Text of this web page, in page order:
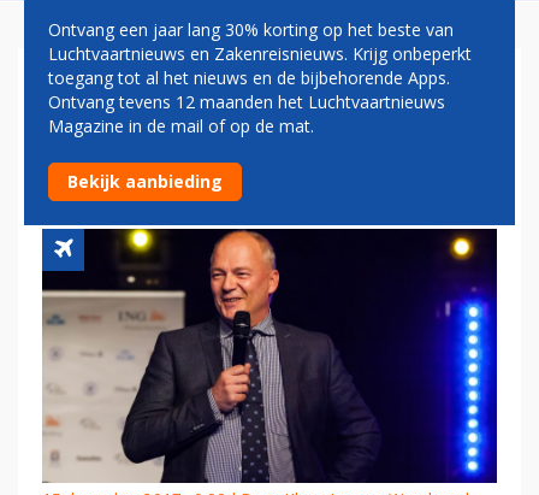
KLM VERLENGT
SPONSORCONTRACT MET
KLM OPEN TOT 2020
Ontvang een jaar lang 30% korting op het beste van
Luchtvaartnieuws en Zakenreisnieuws. Krijg onbeperkt
toegang tot al het nieuws en de bijbehorende Apps.
Ontvang tevens 12 maanden het Luchtvaartnieuws
Magazine in de mail of op de mat.
Bekijk aanbieding